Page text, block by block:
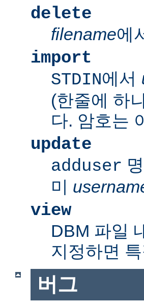
delete
filename에
import
STDIN에서
(한줄에 하
다. 암호는
update
adduser
미
view
DBM 파일
지정하면
버그